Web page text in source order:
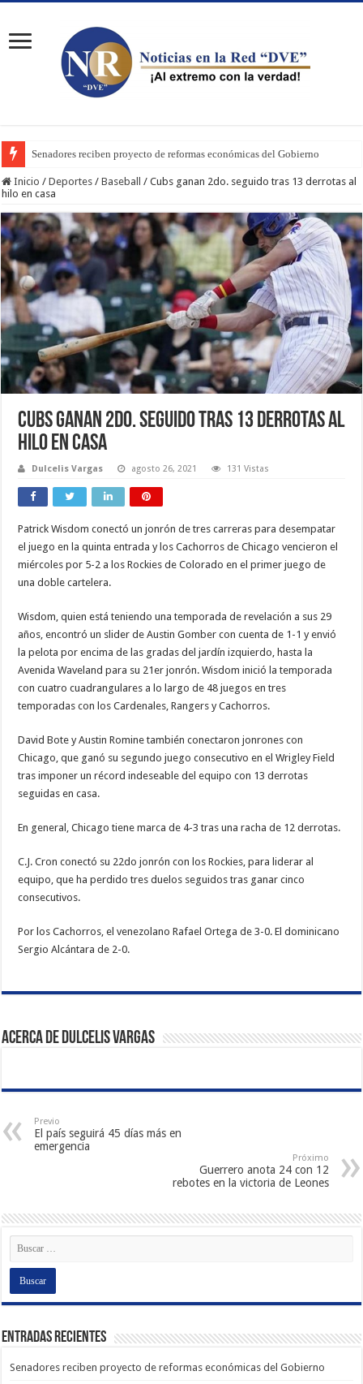
Senadores reciben proyecto de reformas económicas del Gobierno
Inicio / Deportes / Baseball / Cubs ganan 2do. seguido tras 13 derrotas al
hilo en casa
Cubs ganan 2do. seguido tras 13 derrotas al
hilo en casa
Dulcelis Vargas agosto 26, 2021 131 Vistas
Patrick Wisdom conectó un jonrón de tres carreras para desempatar
el juego en la quinta entrada y los Cachorros de Chicago vencieron el
miércoles por 5-2 a los Rockies de Colorado en el primer juego de
una doble cartelera.
Wisdom, quien está teniendo una temporada de revelación a sus 29
años, encontró un slider de Austin Gomber con cuenta de 1-1 y envió
la pelota por encima de las gradas del jardín izquierdo, hasta la
Avenida Waveland para su 21er jonrón. Wisdom inició la temporada
con cuatro cuadrangulares a lo largo de 48 juegos en tres
temporadas con los Cardenales, Rangers y Cachorros.
David Bote y Austin Romine también conectaron jonrones con
Chicago, que ganó su segundo juego consecutivo en el Wrigley Field
tras imponer un récord indeseable del equipo con 13 derrotas
seguidas en casa.
En general, Chicago tiene marca de 4-3 tras una racha de 12 derrotas.
C.J. Cron conectó su 22do jonrón con los Rockies, para liderar al
equipo, que ha perdido tres duelos seguidos tras ganar cinco
consecutivos.
Por los Cachorros, el venezolano Rafael Ortega de 3-0. El dominicano
Sergio Alcántara de 2-0.
Acerca de Dulcelis Vargas
Previo
El país seguirá 45 días más en
emergencia
Próximo
Guerrero anota 24 con 12
rebotes en la victoria de Leones
Entradas recientes
Senadores reciben proyecto de reformas económicas del Gobierno